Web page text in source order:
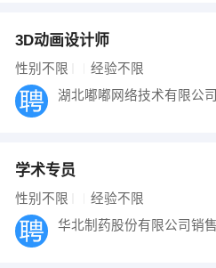
3D动画设计师
性别不限 经验不限
湖北嘟嘟网络技术有限公司
学术专员
性别不限 经验不限